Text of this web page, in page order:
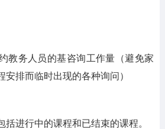
教务人员的基咨询工作量（避免家
排而临时出现的各种询问）
进行中的课程和已结束的课程。